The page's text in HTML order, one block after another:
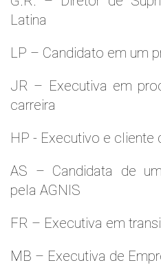
Latina
LP – Candidato em um
JR – Executiva em
carreira
HP - Executivo e cliente
AS – Candidata de
pela AGNIS
FR – Executiva em
MB – Executiva de